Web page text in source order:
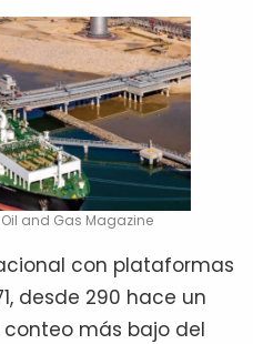
and Gas Magazine
con plataformas
desde 290 hace un
más bajo del